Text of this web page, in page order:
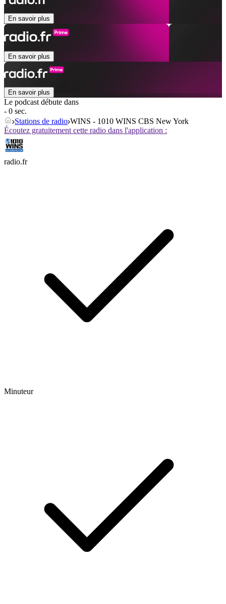
En savoir plus
En savoir plus
En savoir plus
Le podcast débute dans
- 0 sec.
Stations de radio WINS - 1010 WINS CBS New York
Écoutez gratuitement cette radio dans l'application :
radio.fr
Minuteur